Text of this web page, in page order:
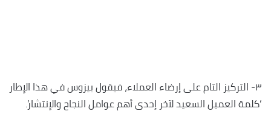
٣- التركيز التام على إرضاء العملاء، فيقول بيزوس في هذا الإطار
‘كلمة العميل السعيد لآخر إحدى أهم عوامل النجاح والإنتشار’.